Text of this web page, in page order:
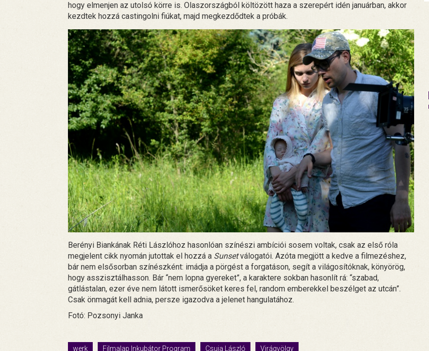
hogy elmenjen az utolsó körre is. Olaszországból költözött haza a szerepért idén januárban, akkor
kezdtek hozzá castingolni fiúkat, majd megkezdődtek a próbák.
Berényi Biankának Réti Lászlóhoz hasonlóan színészi ambíciói sosem voltak, csak az első róla
megjelent cikk nyomán jutottak el hozzá a Sunsetválogatói. Azóta megjött a kedve a filmezéshez,
bár nem elsősorban színészként: imádja a pörgést a forgatáson, segít a világosítóknak, könyörög,
hogy asszisztálhasson. Bár “nem lopna gyereket”, a karaktere sokban hasonlít rá: “szabad,
gátlástalan, ezer éve nem látott ismerősöket keres fel, random emberekkel beszélget az utcán”.
Csak önmagát kell adnia, persze igazodva a jelenet hangulatához.
Fotó: Pozsonyi Janka
werk Filmalap Inkubátor Program Csuja László Virágvölgy